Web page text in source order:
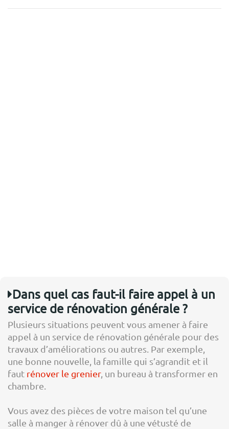
Dans quel cas faut-il faire appel à un
service de rénovation générale ?
Plusieurs situations peuvent vous amener à faire
appel à un service de rénovation générale pour des
travaux d’améliorations ou autres. Par exemple,
une bonne nouvelle, la famille qui s’agrandit et il
faut rénover le grenier, un bureau à transformer en
chambre.
Vous avez des pièces de votre maison tel qu’une
salle à manger à rénover dû à une vétusté de